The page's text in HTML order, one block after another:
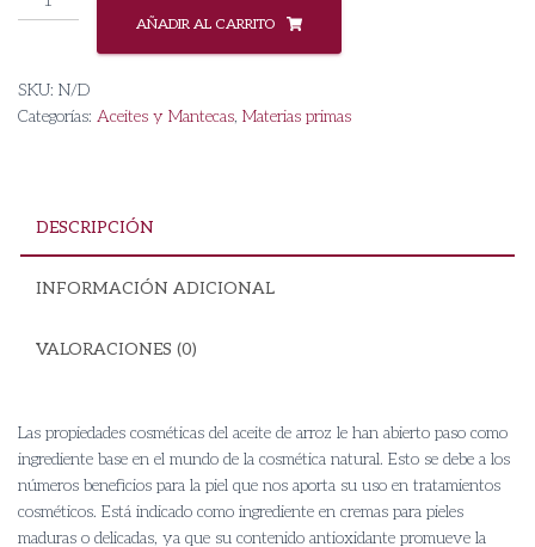
de
AÑADIR AL CARRITO
SKU: N/D
Categorías: Aceites y Mantecas, Materias primas
DESCRIPCIÓN
INFORMACIÓN ADICIONAL
VALORACIONES (0)
Las propiedades cosméticas del aceite de arroz le han abierto paso como
ingrediente base en el mundo de la cosmética natural. Esto se debe a los
números beneficios para la piel que nos aporta su uso en tratamientos
cosméticos. Está indicado como ingrediente en cremas para pieles
maduras o delicadas, ya que su contenido antioxidante promueve la